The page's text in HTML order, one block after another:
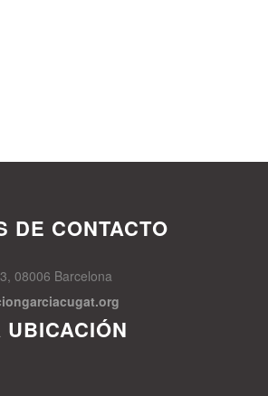
DE CONTACTO
08006 Barcelona